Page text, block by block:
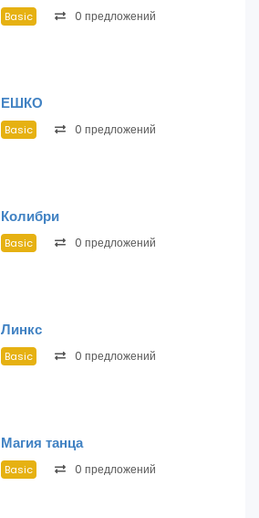
Basic 0 предложений
ЕШКО
Basic 0 предложений
Колибри
Basic 0 предложений
Линкс
Basic 0 предложений
Магия танца
Basic 0 предложений